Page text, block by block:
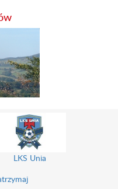
LKS Unia